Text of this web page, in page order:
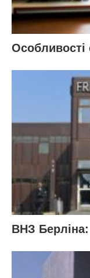
Особливості
ВНЗ Берліна: